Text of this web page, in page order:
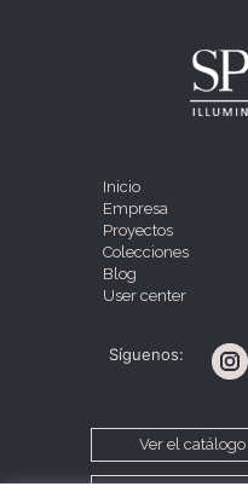
Inicio
Empresa
Proyectos
Colecciones
Blog
User center
Síguenos:
Ver el catálogo